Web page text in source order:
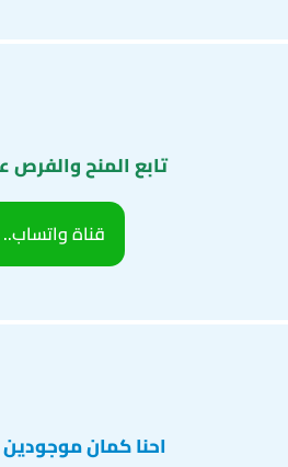
تابع المنح والفرص
قناة واتساب..
احنا كمان موجودين